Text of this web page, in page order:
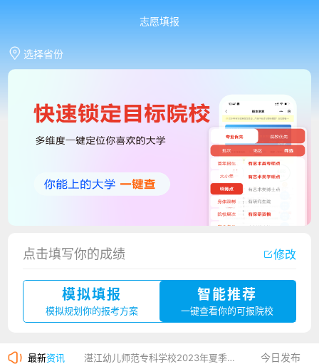
志愿填报
选择省份
点击填写你的成绩 修改
模拟填报
模拟规划你的报考方案
智能推荐
一键查看你的可报院校
最新资讯
厦门大学嘉庚学院2023年艺术类招生简章
湛江幼儿师范专科学校2023年夏季高考招生简章 今日发布